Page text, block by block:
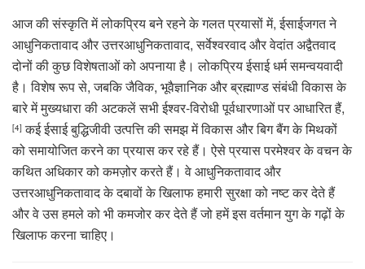
आज की संस्कृति में लोकप्रिय बने रहने के गलत प्रयासों में, ईसाईजगत ने
आधुनिकतावाद और उत्तरआधुनिकतावाद, सर्वेश्वरवाद और वेदांत अद्वैतवाद
दोनों की कुछ विशेषताओं को अपनाया है। लोकप्रिय ईसाई धर्म समन्वयवादी
है। विशेष रूप से, जबकि जैविक, भूवैज्ञानिक और ब्रह्माण्ड संबंधी विकास के
बारे में मुख्यधारा की अटकलें सभी ईश्वर-विरोधी पूर्वधारणाओं पर आधारित हैं,
[4] कई ईसाई बुद्धिजीवी उत्पत्ति की समझ में विकास और बिग बैंग के मिथकों
को समायोजित करने का प्रयास कर रहे हैं। ऐसे प्रयास परमेश्वर के वचन के
कथित अधिकार को कमज़ोर करते हैं। वे आधुनिकतावाद और
उत्तरआधुनिकतावाद के दबावों के खिलाफ हमारी सुरक्षा को नष्ट कर देते हैं
और वे उस हमले को भी कमजोर कर देते हैं जो हमें इस वर्तमान युग के गढ़ों के
खिलाफ करना चाहिए।